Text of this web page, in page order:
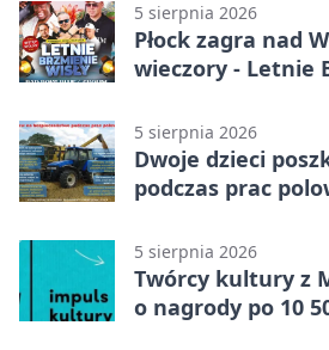
5 sierpnia 2026
Płock zagra nad
wieczory - Letnie
5 sierpnia 2026
Dwoje dzieci
podczas prac
5 sierpnia 2026
Twórcy kultury z
o nagrody po 10